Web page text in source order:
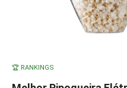
🏆 RANKINGS